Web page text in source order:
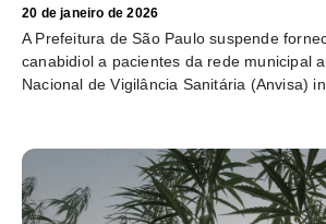
20 de janeiro de 2026
A Prefeitura de São Paulo suspende
canabidiol a pacientes da rede municipal
Nacional de Vigilância Sanitária (Anvisa)